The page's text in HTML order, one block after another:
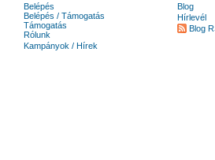
Belépés
Belépés / Támogatás
Támogatás
Rólunk
Kampányok / Hírek
Blog
Hírlevél
Blog